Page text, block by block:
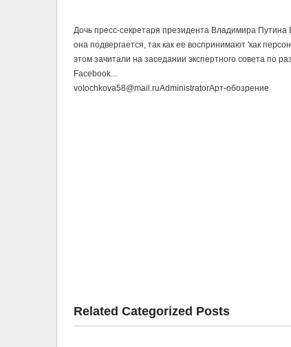
Дочь пресс-секретаря президента Владимира
она подвергается, так как ее воспринимают 'как
этом зачитали на заседании экспертного совета
Facebook...
volochkova58@mail.ruAdministratorАрт-обозрение
Related Categorized Posts